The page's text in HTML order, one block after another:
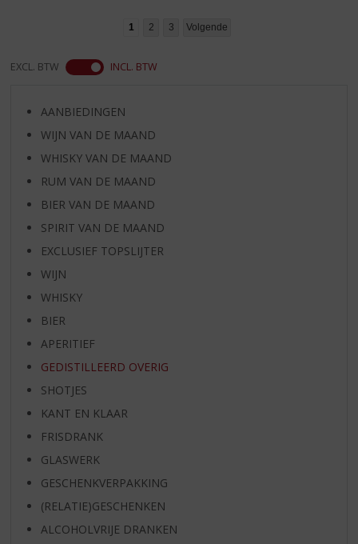
1 2 3 Volgende
EXCL. BTW INCL. BTW
AANBIEDINGEN
WIJN VAN DE MAAND
WHISKY VAN DE MAAND
RUM VAN DE MAAND
BIER VAN DE MAAND
SPIRIT VAN DE MAAND
EXCLUSIEF TOPSLIJTER
WIJN
WHISKY
BIER
APERITIEF
GEDISTILLEERD OVERIG
SHOTJES
KANT EN KLAAR
FRISDRANK
GLASWERK
GESCHENKVERPAKKING
(RELATIE)GESCHENKEN
ALCOHOLVRIJE DRANKEN